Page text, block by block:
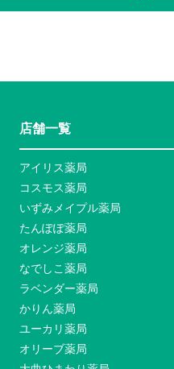
店舗一覧
アイリス薬局
コスモス薬局
いずみメイプル薬局
たんぽぽ薬局
オレンジ薬局
なでしこ薬局
ラベンダー薬局
かりん薬局
ユーカリ薬局
オリーブ薬局